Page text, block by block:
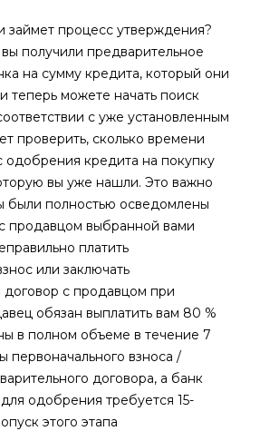
займет процесс утверждения?
получили предварительное
на сумму кредита, который они
теперь можете начать поиск
с уже установленным
проверить, сколько времени
одобрения кредита на покупку
вы уже нашли. Это важно
были полностью осведомлены
продавцом выбранной вами
платить
или заключать
с продавцом при
обязан выплатить вам 80 %
в полном объеме в течение 7
первоначального взноса /
договора, а банк
одобрения требуется 15-
этого этапа